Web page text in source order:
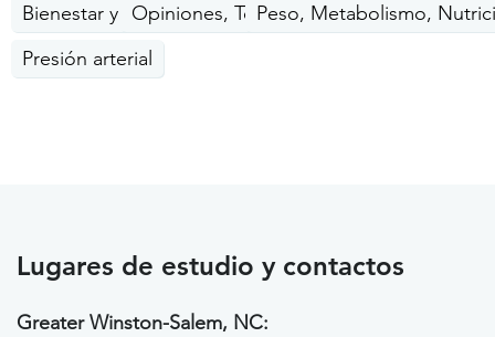
Bienestar y estilo de vidaOpiniones, Temas sociales
Peso, Metabolismo,
Presión arterial
Lugares de estudio y contactos
Greater Winston-Salem, NC: